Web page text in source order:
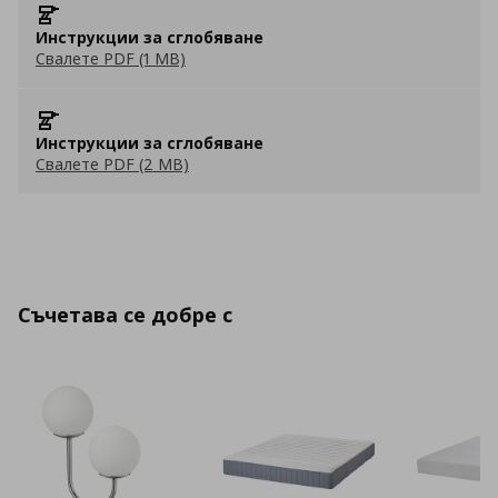
Инструкции за сглобяване
Свалете PDF (1 MB)
Инструкции за сглобяване
Свалете PDF (2 MB)
Съчетава се добре с